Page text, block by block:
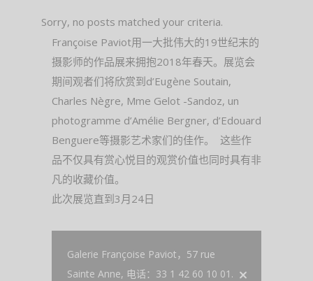
Sorry, no posts matched your criteria.
Françoise Paviot用一大批伟大的19世纪末的
摄影师的作品展来拥抱2018年春天。展览会
期间观者们将欣赏到d’Eugène Soutain,
Charles Nègre, Mme Gelot -Sandoz, un
photogramme d’Amélie Bergner, d’Edouard
Benguere等摄影艺术家们的佳作。
这些作
品不仅具有赏心悦目的观赏价值也同时具有非
凡的收藏价值。
此次展览直到3月24日
Galerie Françoise Paviot，57 rue
Sainte Anne, 电话：33 1 42 60 10 01.